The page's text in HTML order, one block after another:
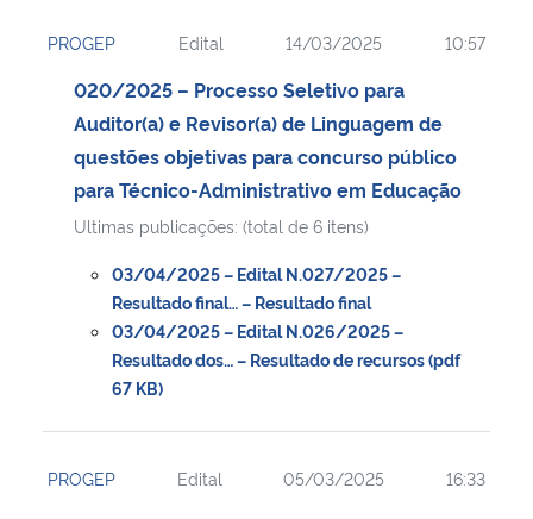
PROGEP Edital 14/03/2025 10:57
020/2025 – Processo Seletivo para
Auditor(a) e Revisor(a) de Linguagem de
questões objetivas para concurso público
para Técnico-Administrativo em Educação
Ultimas publicações: (total de 6 itens)
03/04/2025 – Edital N.027/2025 –
Resultado final… – Resultado final
03/04/2025 – Edital N.026/2025 –
Resultado dos… – Resultado de recursos (pdf
67 KB)
PROGEP Edital 05/03/2025 16:33